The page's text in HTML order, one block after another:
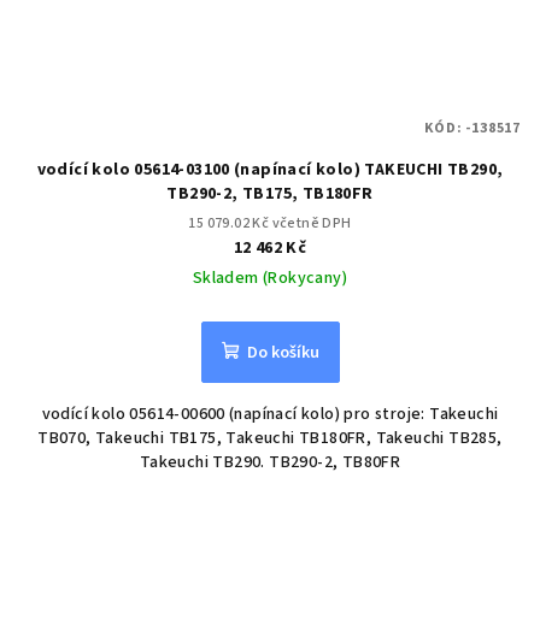
vodící kolo 05614-03100 (napínací kolo) TAKEUCHI TB290,
TB290-2, TB175, TB180FR
15 079.02 Kč včetně DPH
12 462 Kč
Skladem (Rokycany)
Do košíku
vodící kolo 05614-00600 (napínací kolo) pro stroje: Takeuchi
TB070, Takeuchi TB175, Takeuchi TB180FR, Takeuchi TB285,
Takeuchi TB290. TB290-2, TB80FR
KÓD: -138517